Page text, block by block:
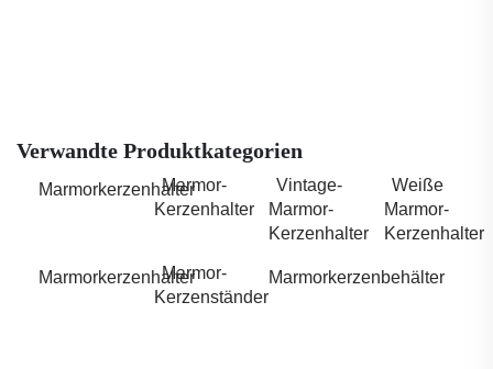
Verwandte Produktkategorien
MarmorkerzenhalterMarmor-
Kerzenhalter
Vintage-
Marmor-
Kerzenhalter
Weiße
Marmor-
Kerzenhalter
MarmorkerzenhalterMarmor-
Kerzenständer
Marmorkerzenbehälter